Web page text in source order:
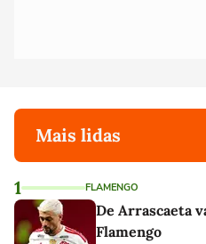
Mais lidas
1 FLAMENGO
De Arrascaeta
Flamengo